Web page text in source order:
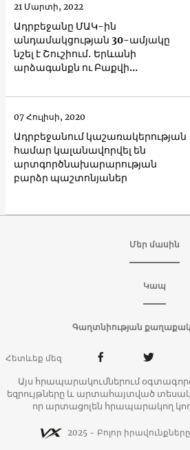
Ադրբեջանը ՄԱԿ-ին
անդամակցության 30-ամյակը
նշել է Շուշիում․ Երևանի
արձագանքն ու Բաքվի
21 Մարտի, 2022
Ադրբեջանում կաշառակերության
համար կալանավորվել են
արտգործնախարարության
բարձր պաշտոնյաներ
07 Հուլիսի, 2020
Մեր մասին
Կապ
Գաղտնիության
Հետևեք մեզ
Այս հրապարակումներում
եզրույթները և արտահայտված
որ արտացոլեն հրապարակող
2025 - Բոլոր